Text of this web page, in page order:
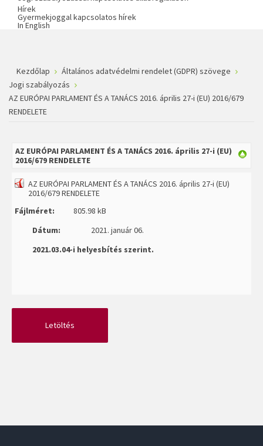
Hírek
Gyermekjoggal kapcsolatos hírek
In English
Kezdőlap
Általános adatvédelmi rendelet (GDPR) szövege
Jogi szabályozás
AZ EURÓPAI PARLAMENT ÉS A TANÁCS 2016. április 27-i (EU) 2016/679
RENDELETE
AZ EURÓPAI PARLAMENT ÉS A TANÁCS 2016. április 27-i (EU)
2016/679 RENDELETE
AZ EURÓPAI PARLAMENT ÉS A TANÁCS 2016. április 27-i (EU)
2016/679 RENDELETE
Fájlméret:
805.98 kB
Dátum:
2021. január 06.
2021.03.04-i helyesbítés szerint.